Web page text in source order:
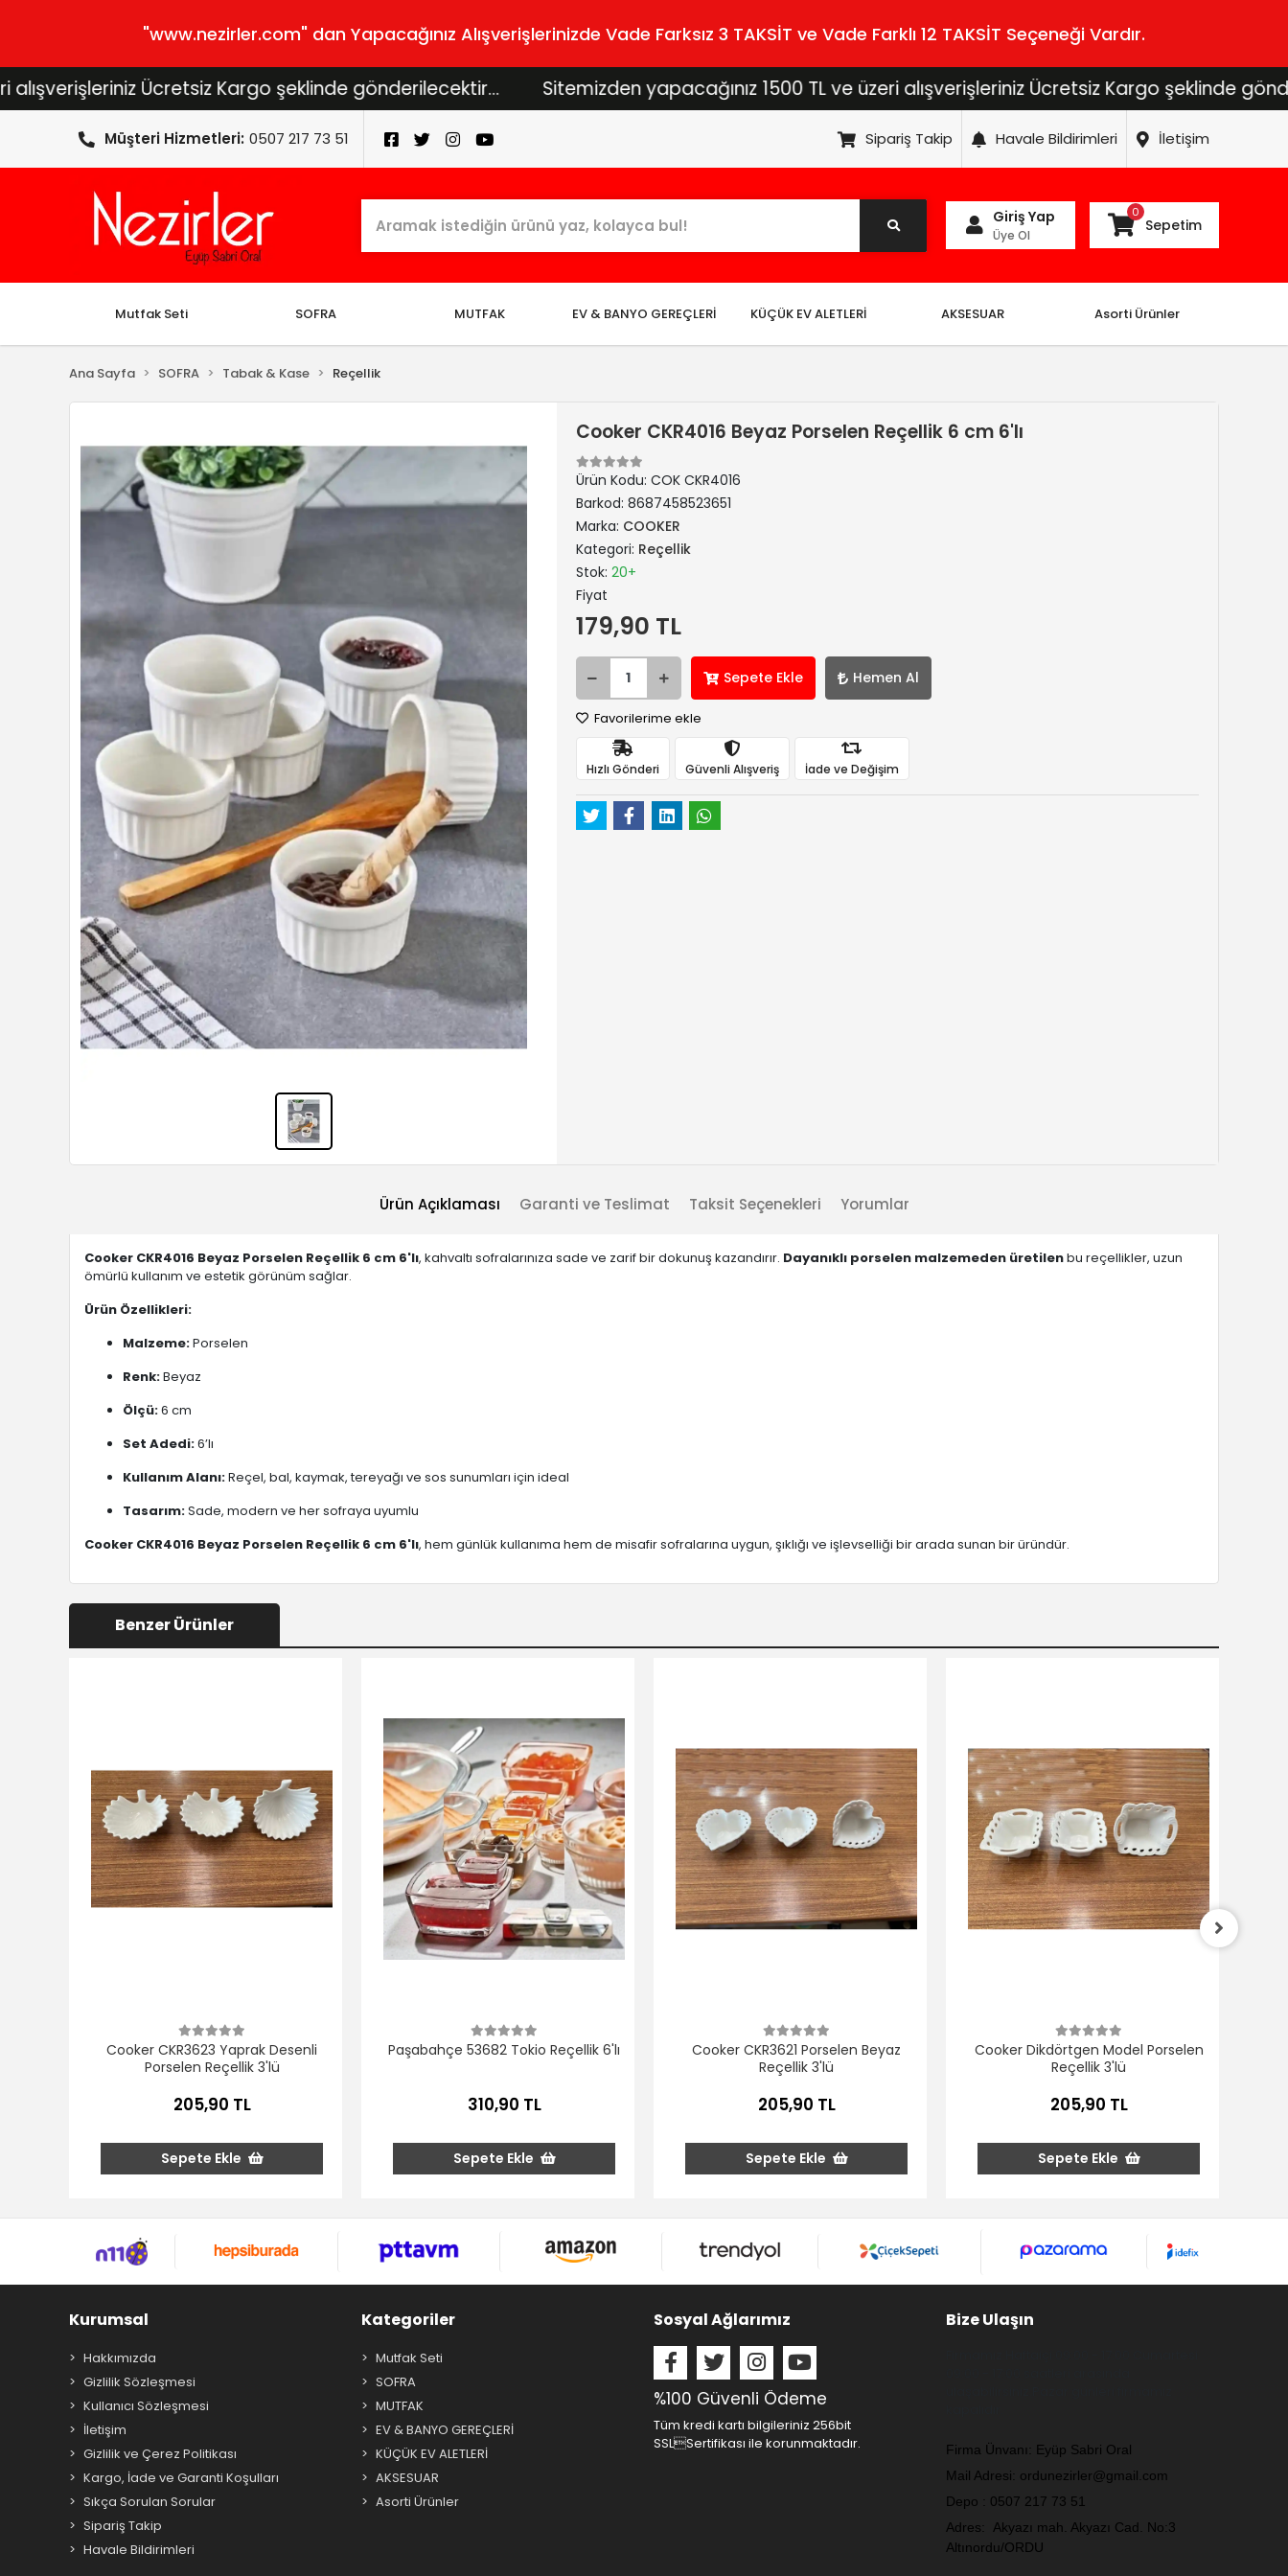
"www.nezirler.com" dan Yapacağınız Alışverişlerinizde Vade Farksız 3 TAKSİT ve Vade Farklı 12 TAKSİT Seçeneği Vardır.
Ücretsiz Kargo şeklinde gönderilecektir... Sitemizden yapacağınız 1500 TL ve üzeri alışverişleriniz Ücretsiz Kargo şeklinde
Müşteri Hizmetleri: 0507 217 73 51 Sipariş Takip Havale Bildirimleri İletişim
Giriş Yap
Üye Ol
0
Sepetim
Mutfak Seti SOFRA MUTFAK EV & BANYO GEREÇLERİ KÜÇÜK EV ALETLERİ AKSESUAR Asorti Ürünler
Ana Sayfa SOFRA Tabak & Kase Reçellik
Cooker CKR4016 Beyaz Porselen Reçellik 6 cm 6'lı
Ürün Kodu: COK CKR4016
Barkod: 8687458523651
Marka: COOKER
Kategori: Reçellik
Stok: 20+
Fiyat
179,90 TL
Sepete Ekle Hemen Al
Favorilerime ekle
Hızlı Gönderi Güvenli Alışveriş İade ve Değişim
Ürün Açıklaması Garanti ve Teslimat Taksit Seçenekleri Yorumlar
Cooker CKR4016 Beyaz Porselen Reçellik 6 cm 6'lı, kahvaltı sofralarınıza sade ve zarif bir dokunuş kazandırır. Dayanıklı porselen malzemeden üretilenbu reçellikler, uzun
ömürlü kullanım ve estetik görünüm sağlar.
Ürün Özellikleri:
Malzeme:Porselen
Renk:Beyaz
Ölçü:6 cm
Set Adedi:6’lı
Kullanım Alanı:Reçel, bal, kaymak, tereyağı ve sos sunumları için ideal
Tasarım:Sade, modern ve her sofraya uyumlu
Cooker CKR4016 Beyaz Porselen Reçellik 6 cm 6'lı, hem günlük kullanıma hem de misafir sofralarına uygun, şıklığı ve işlevselliği bir arada sunan bir üründür.
Benzer Ürünler
Cooker CKR3623 Yaprak Desenli
Porselen Reçellik 3'lü
205,90 TL
Sepete Ekle
Paşabahçe 53682 Tokio Reçellik 6'lı
310,90 TL
Sepete Ekle
Cooker CKR3621 Porselen Beyaz
Reçellik 3'lü
205,90 TL
Sepete Ekle
Cooker Dikdörtgen Model Porselen
Reçellik 3'lü
205,90 TL
Sepete Ekle
Kurumsal
Hakkımızda
Gizlilik Sözleşmesi
Kullanıcı Sözleşmesi
İletişim
Gizlilik ve Çerez Politikası
Kargo, İade ve Garanti Koşulları
Sıkça Sorulan Sorular
Sipariş Takip
Havale Bildirimleri
Kategoriler
Mutfak Seti
SOFRA
MUTFAK
EV & BANYO GEREÇLERİ
KÜÇÜK EV ALETLERİ
AKSESUAR
Asorti Ürünler
Sosyal Ağlarımız
%100 Güvenli Ödeme
Tüm kredi kartı bilgileriniz 256bit
SSLSertifikası ile korunmaktadır.
Bize Ulaşın
Firma Ünvanı: Eyüp Sabri Oral
Mail Adresi: ordunezirler@gmail.com
Depo : 0507 217 73 51
Adres: Akyazı mah. Akyazı Cad. No:3
Altınordu/ORDU